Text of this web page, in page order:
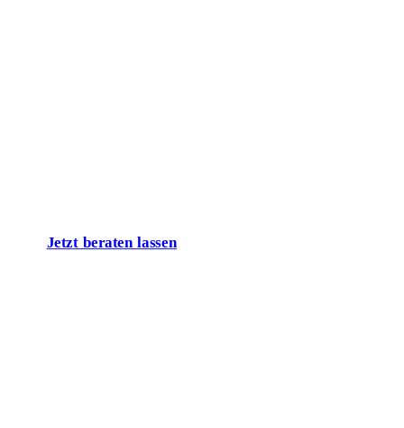
Jetzt beraten lassen